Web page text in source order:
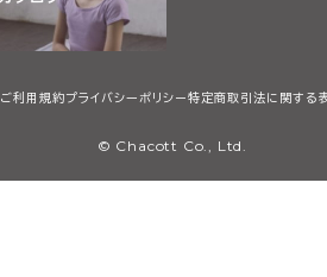
ご利用規約プライバシーポリシー 特定商取引法に関する
© Chacott Co., Ltd.